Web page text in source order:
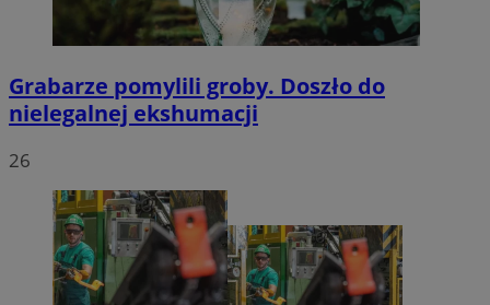
Grabarze pomylili groby. Doszło do
nielegalnej ekshumacji
26